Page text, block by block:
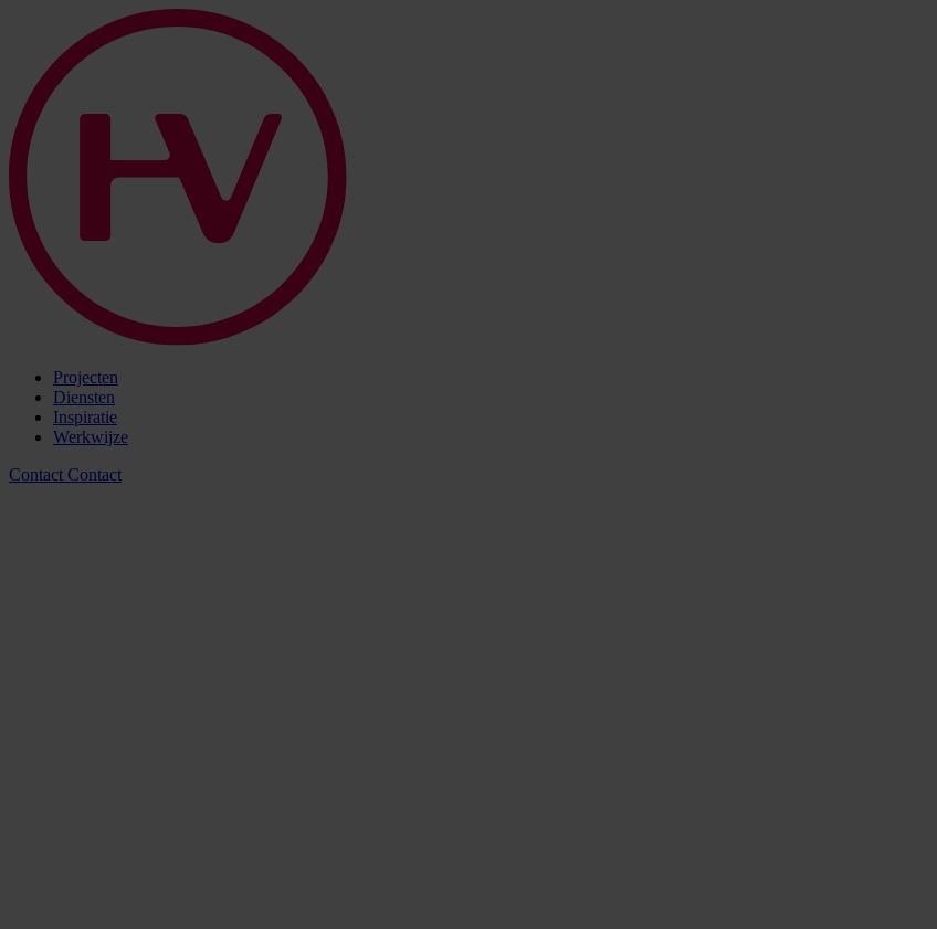
Projecten
Diensten
Inspiratie
Werkwijze
Contact Contact